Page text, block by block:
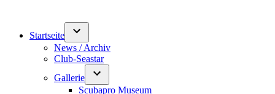
Startseite
News / Archiv
Club-Seastar
Gallerie
Scubapro Museum